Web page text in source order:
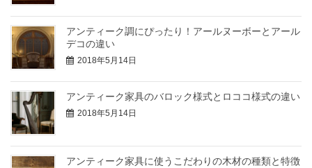
アンティーク調にぴったり！アールヌーボーとアール
デコの違い
2018年5月14日
アンティーク家具のバロック様式とロココ様式の違い
2018年5月14日
アンティーク家具に使うこだわりの木材の種類と特徴